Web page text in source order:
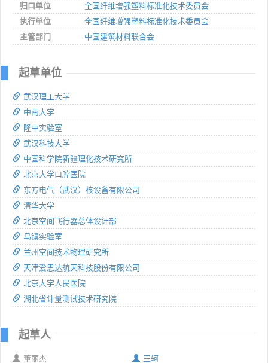
归口单位
全国纤维增强塑料标准化技术委员会
执行单位
全国纤维增强塑料标准化技术委员会
主管部门
中国建筑材料联合会
起草单位
武汉理工大学
中南大学
隆中实验室
武汉科技大学
中国科学院新疆理化技术研究所
北京大学口腔医院
东方电气（武汉）核设备有限公司
清华大学
北京空间飞行器总体设计部
乌镇实验室
兰州空间技术物理研究所
天津爱思达航天科技股份有限公司
北京大学人民医院
湖北省计量测试技术研究院
起草人
董丽杰
王轲